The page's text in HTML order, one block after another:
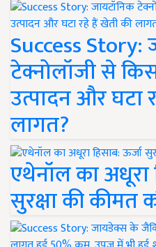
Success Story:
टेक्नोलॉजी से
उत्पादन और घटा
लागत?
एथेनॉल का अधूरा
सुरक्षा की कीमत